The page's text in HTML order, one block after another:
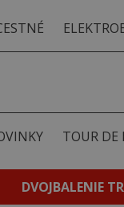
TOUR DE
DVOJBALENIE